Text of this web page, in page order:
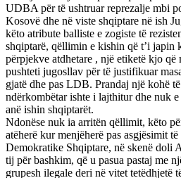
UDBA për të ushtruar reprezalje mbi
Kosovë dhe në viste shqiptare në ish
këto atribute balliste e zogiste të
shqiptarë, qëllimin e kishin që t’i japin
përpjekve atdhetare , një etiketë kjo që
pushteti jugosllav për të justifikuar
gjatë dhe pas LDB. Prandaj një kohë
ndërkombëtar ishte i lajthitur dhe nuk e
anë ishin shqiptarët.
Ndonëse nuk ia arritën qëllimit, këto
atëherë kur menjëherë pas asgjësimit
Demokratike Shqiptare, në skenë doli
tij për bashkim, që u pasua pastaj me
grupesh ilegale deri në vitet tetëdhjetë